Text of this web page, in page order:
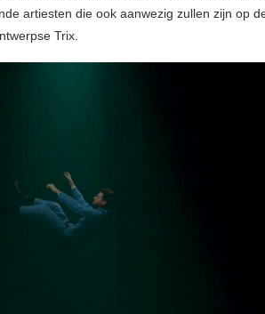
artiesten die ook aanwezig zullen zijn op
Trix.